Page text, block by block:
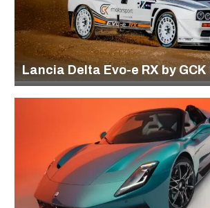
Lancia Delta Evo-e RX by